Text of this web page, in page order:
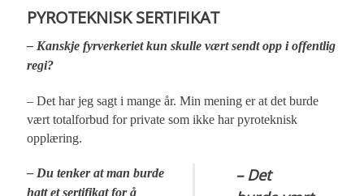
PYROTEKNISK SERTIFIKAT
– Kanskje fyrverkeriet kun skulle vært sendt opp i offentlig
regi?
– Det har jeg sagt i mange år. Min mening er at det burde
vært totalforbud for private som ikke har pyroteknisk
opplæring.
– Det
– Du tenker at manburde
hattet sertifikat for å